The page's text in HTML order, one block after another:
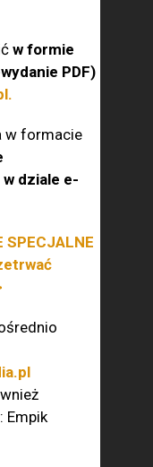
w formie
PDF)
w formacie
dziale e-
SPECJALNE
Empik